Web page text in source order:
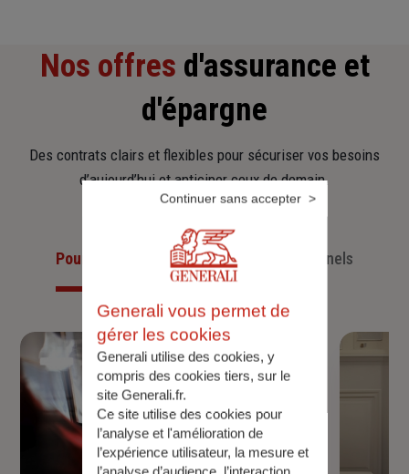
Nos offres d'assurance et
d'épargne
Des contrats clairs et flexibles pour sécuriser vos besoins
d’aujourd’hui et anticiper ceux de demain.
Pour les particuliersPour les professionnels
Generali vous permet de
gérer les cookies
Generali utilise des cookies, y
compris des cookies tiers, sur le
site Generali.fr.
Ce site utilise des cookies pour
l’analyse et l'amélioration de
l’expérience utilisateur, la mesure et
Continuer sans accepter